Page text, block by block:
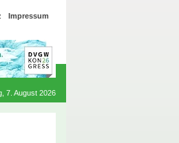
Impressum
7. August 2026